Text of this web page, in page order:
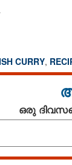
CURRY,
ഒരു